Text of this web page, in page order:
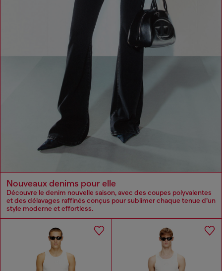
Nouveaux denims pour elle
Découvre le denim nouvelle saison, avec des coupes polyvalentes
et des délavages raffinés conçus pour sublimer chaque tenue d’un
style moderne et effortless.